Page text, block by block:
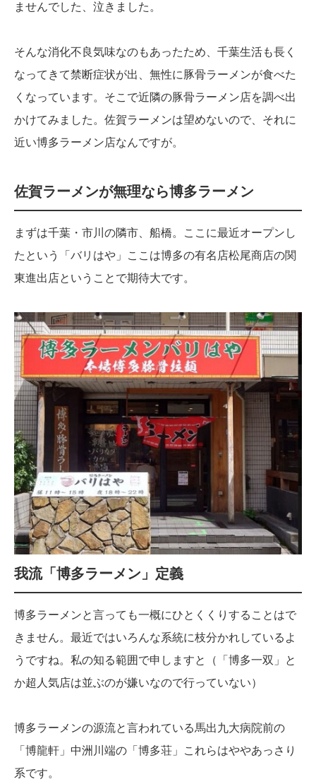
ませんでした、泣きました。
そんな消化不良気味なのもあったため、千葉生活も長く
なってきて禁断症状が出、無性に豚骨ラーメンが食べた
くなっています。そこで近隣の豚骨ラーメン店を調べ出
かけてみました。佐賀ラーメンは望めないので、それに
近い博多ラーメン店なんですが。
佐賀ラーメンが無理なら博多ラーメン
まずは千葉・市川の隣市、船橋。ここに最近オープンし
たという「バリはや」ここは博多の有名店松尾商店の関
東進出店ということで期待大です。
我流「博多ラーメン」定義
博多ラーメンと言っても一概にひとくくりすることはで
きません。最近ではいろんな系統に枝分かれしているよ
うですね。私の知る範囲で申しますと（「博多一双」と
か超人気店は並ぶのが嫌いなので行っていない）
博多ラーメンの源流と言われている馬出九大病院前の
「博龍軒」中洲川端の「博多荘」これらはややあっさり
系です。